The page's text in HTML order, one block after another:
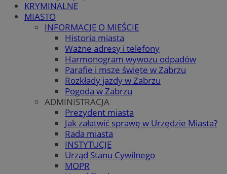
KRYMINALNE
MIASTO
INFORMACJE O MIEŚCIE
Historia miasta
Ważne adresy i telefony
Harmonogram wywozu odpadów
Parafie i msze święte w Zabrzu
Rozkłady jazdy w Zabrzu
Pogoda w Zabrzu
ADMINISTRACJA
Prezydent miasta
Jak załatwić sprawę w Urzędzie Miasta?
Rada miasta
INSTYTUCJE
Urząd Stanu Cywilnego
MOPR